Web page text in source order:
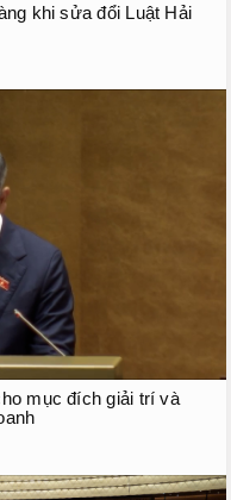
khi sửa đổi Luật Hải
mục đích giải trí và